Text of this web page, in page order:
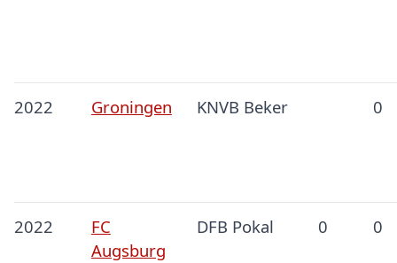
2022 Groningen KNVB Beker 0
2022
FC
Augsburg
DFB Pokal 0 0